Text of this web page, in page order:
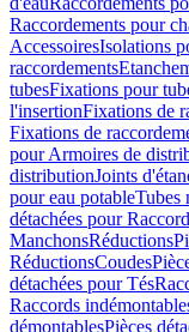
Raccordements pour
AccessoiresIsolations
raccordements
tubesFixations pour
l'insertionFixations de
Fixations de
pour Armoires de
distributionJoints
pour eau potableTubes
détachées pour
ManchonsRéductions
RéductionsCoudes
détachées pour Tés
Raccords
démontablesPièces